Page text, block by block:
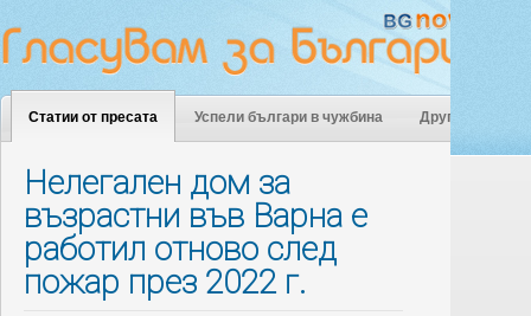
Статии от пресата Успели българи в чужбина Други
Нелегален дом за
възрастни във Варна е
работил отново след
пожар през 2022 г.